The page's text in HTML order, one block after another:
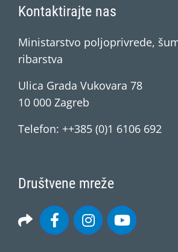
Kontaktirajte nas
Ministarstvo poljoprivrede,
ribarstva
Ulica Grada Vukovara 78
10 000 Zagreb
Telefon: ++385 (0)1 6106 692
Društvene mreže